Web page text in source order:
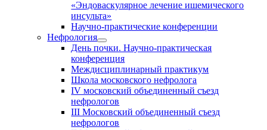
«Эндоваскулярное лечение ишемического
инсульта»
Научно-практические конференции
Нефрология
День почки. Научно-практическая
конференция
Междисциплинарный практикум
Школа московского нефролога
IV московский объединенный съезд
нефрологов
III Московский объединенный съезд
нефрологов